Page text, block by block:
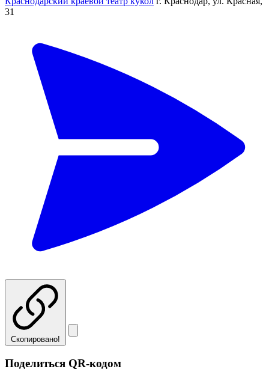
31
Скопировано!
Поделиться QR-кодом